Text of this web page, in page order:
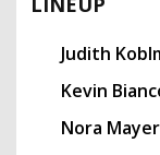
Judith
Kevin
Nora Mayer